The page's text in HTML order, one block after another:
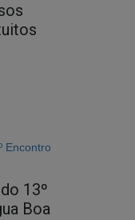
13º
Boa